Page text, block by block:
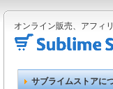
オンライン販売、アフィ
サブライムストアに